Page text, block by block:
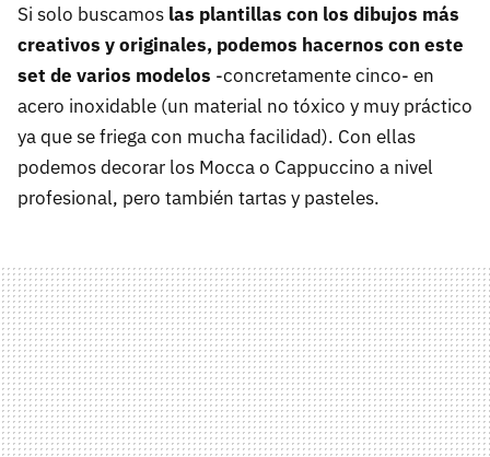
Si solo buscamos las plantillas con los dibujos más
creativos y originales, podemos hacernos con este
set de varios modelos -concretamente cinco- en
acero inoxidable (un material no tóxico y muy práctico
ya que se friega con mucha facilidad). Con ellas
podemos decorar los Mocca o Cappuccino a nivel
profesional, pero también tartas y pasteles.